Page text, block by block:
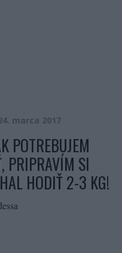
marca 2017
POTREBUJEM
PRIPRAVÍM SI
HODIŤ 2-3 KG!